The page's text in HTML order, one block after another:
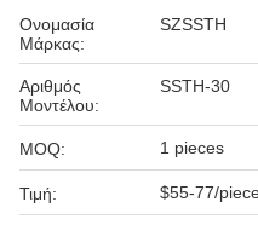
Ονομασία
Μάρκας:
SZSSTH
Αριθμός
Μοντέλου:
SSTH-30
MOQ: 1 pieces
Τιμή: $55-77/